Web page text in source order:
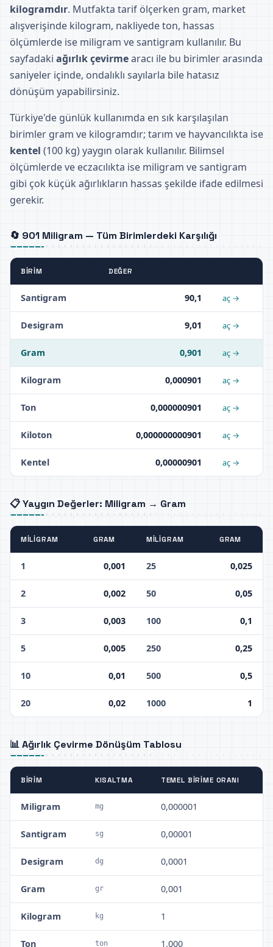
kilogramdır. Mutfakta tarif ölçerken gram, market
alışverişinde kilogram, nakliyede ton, hassas
ölçümlerde ise miligram ve santigram kullanılır. Bu
sayfadaki ağırlık çevirmearacı ile bu birimler arasında
saniyeler içinde, ondalıklı sayılarla bile hatasız
dönüşüm yapabilirsiniz.
Türkiye'de günlük kullanımda en sık karşılaşılan
birimler gram ve kilogramdır; tarım ve hayvancılıkta ise
kentel (100 kg) yaygın olarak kullanılır. Bilimsel
ölçümlerde ve eczacılıkta ise miligram ve santigram
gibi çok küçük ağırlıkların hassas şekilde ifade edilmesi
gerekir.
🔄 901 Miligram — Tüm Birimlerdeki Karşılığı
BIRIM DEĞER
Santigram 90,1 aç →
Desigram 9,01 aç →
Gram 0,901 aç →
Kilogram 0,000901 aç →
Ton 0,000000901 aç →
Kiloton 0,000000000901 aç →
Kentel 0,00000901 aç →
📋 Yaygın Değerler: Miligram → Gram
MILIGRAM GRAM MILIGRAM GRAM
1 0,001 25 0,025
2 0,002 50 0,05
3 0,003 100 0,1
5 0,005 250 0,25
10 0,01 500 0,5
20 0,02 1000 1
📊 Ağırlık Çevirme Dönüşüm Tablosu
BIRIM KISALTMA TEMEL BIRIME ORANI
Miligram mg 0,000001
Santigram sg 0,00001
Desigram dg 0,0001
Gram gr 0,001
Kilogram kg 1
Ton ton 1.000